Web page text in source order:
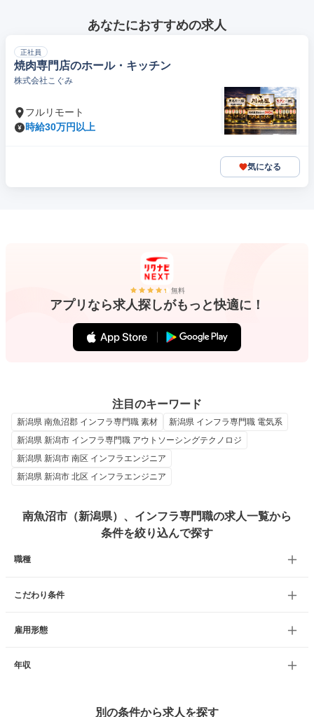
あなたにおすすめの求人
正社員
焼肉専門店のホール・キッチン
株式会社こぐみ
フルリモート
時給30万円以上
気になる
無料
アプリなら求人探しがもっと快適に！
注目のキーワード
新潟県 南魚沼郡 インフラ専門職 素材
新潟県 インフラ専門職 電気系
新潟県 新潟市 インフラ専門職 アウトソーシングテクノロジ
新潟県 新潟市 南区 インフラエンジニア
新潟県 新潟市 北区 インフラエンジニア
南魚沼市（新潟県）、インフラ専門職の求人一覧から
条件を絞り込んで探す
職種
こだわり条件
雇用形態
年収
別の条件から求人を探す